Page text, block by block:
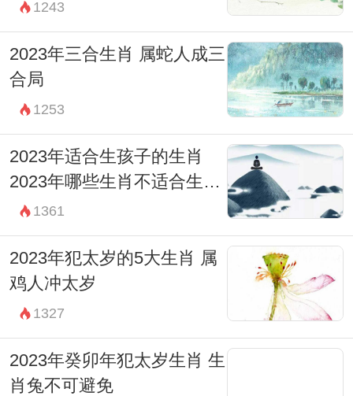
1243
2023年三合生肖 属蛇人成三
合局
1253
2023年适合生孩子的生肖
2023年哪些生肖不适合生孩
子 1361
2023年犯太岁的5大生肖 属
鸡人冲太岁
1327
2023年癸卯年犯太岁生肖 生
肖兔不可避免